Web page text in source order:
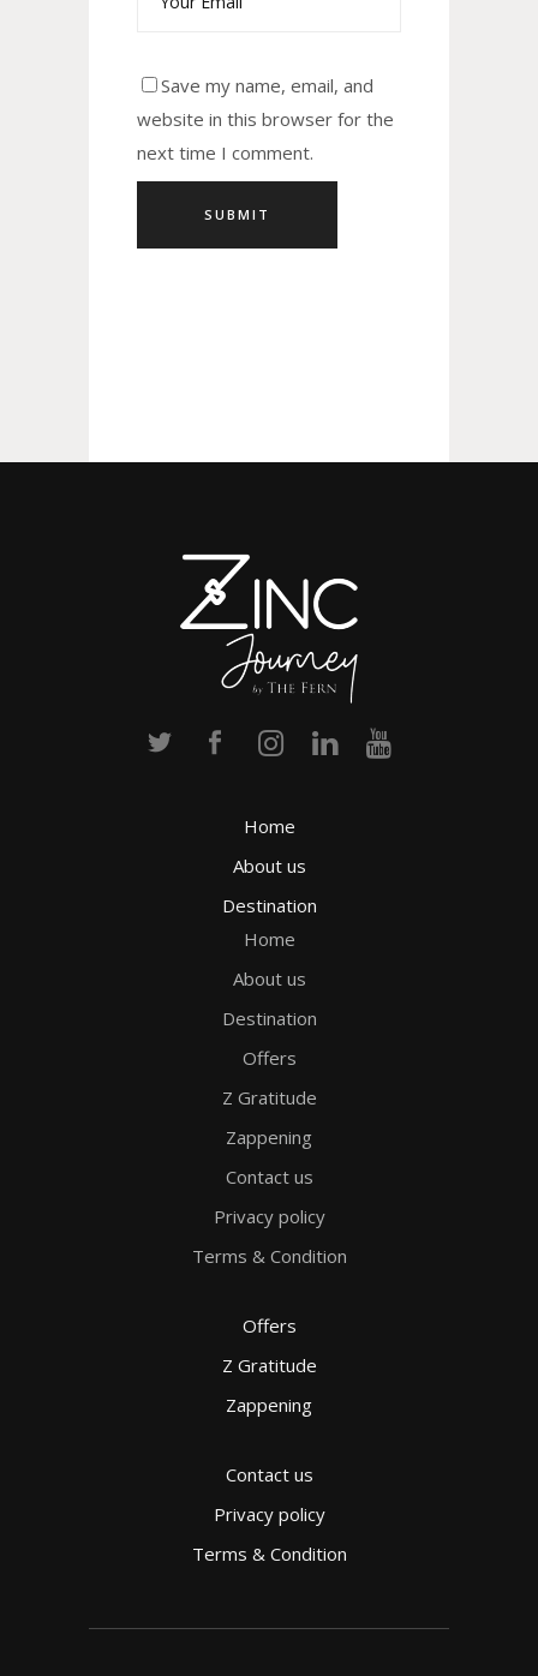
Save my name, email, and
website in this browser for the
next time I comment.
Home
About us
Destination
Home
About us
Destination
Offers
Z Gratitude
Zappening
Contact us
Privacy policy
Terms & Condition
Offers
Z Gratitude
Zappening
Contact us
Privacy policy
Terms & Condition